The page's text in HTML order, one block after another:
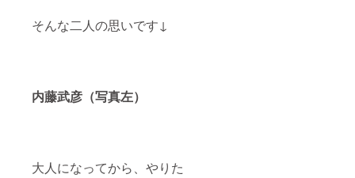
そんな二人の思いです↓
内藤武彦（写真左）
大人になってから、やりた